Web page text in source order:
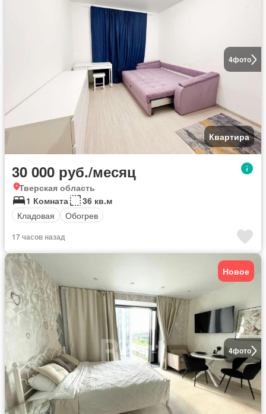
4фото
Квартира
30 000 руб./месяц
Тверская область
1 Комната
36 кв.м
Кладовая
Обогрев
17 часов назад
4фото
Новое